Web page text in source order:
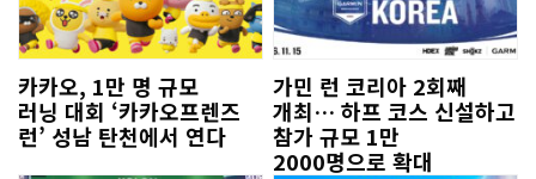
카카오, 1만 명 규모
러닝 대회 ‘카카오프렌즈
런’ 성남 탄천에서 연다
가민 런 코리아 2회째
개최… 하프 코스 신설하고
참가 규모 1만
2000명으로 확대